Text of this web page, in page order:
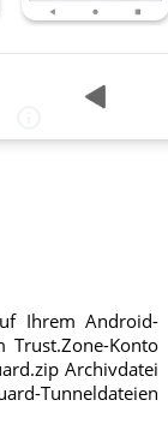
Ihrem Android-
Trust.Zone-Konto
Archivdatei
Tunneldateien